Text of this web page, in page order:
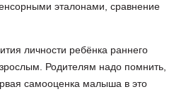
эталонами, сравнение
личности ребёнка раннего
Родителям надо помнить,
самооценка малыша в это